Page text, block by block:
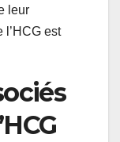
leur
l’HCG est